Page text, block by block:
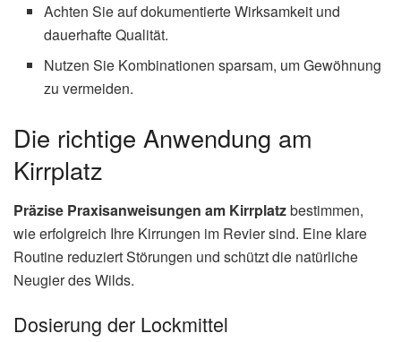
Achten Sie auf dokumentierte Wirksamkeit und
dauerhafte Qualität.
Nutzen Sie Kombinationen sparsam, um Gewöhnung
zu vermeiden.
Die richtige Anwendung am
Kirrplatz
Präzise Praxisanweisungen am Kirrplatzbestimmen,
wie erfolgreich Ihre Kirrungen im Revier sind. Eine klare
Routine reduziert Störungen und schützt die natürliche
Neugier des Wilds.
Dosierung der Lockmittel